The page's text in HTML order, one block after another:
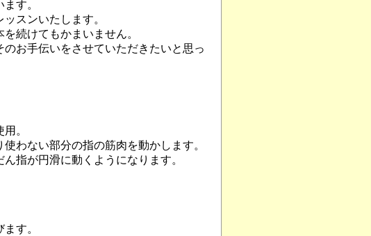
す。
スンいたします。
続けてもかまいません。
お手伝いをさせていただきたいと思っ
。
わない部分の指の筋肉を動かします。
指が円滑に動くようになります。
す。